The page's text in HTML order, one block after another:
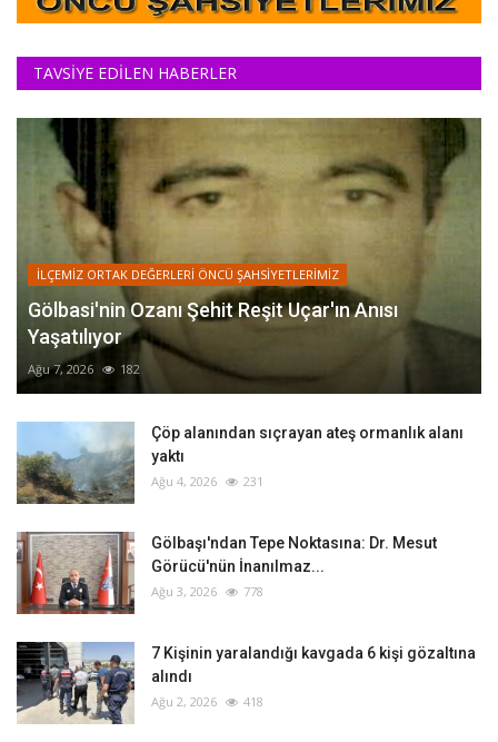
TAVSİYE EDİLEN HABERLER
İLÇEMİZ ORTAK DEĞERLERİ ÖNCÜ ŞAHSİYETLERİMİZ
Gölbasi'nin Ozanı Şehit Reşit Uçar'ın Anısı
Yaşatılıyor
Ağu 7, 2026 182
Çöp alanından sıçrayan ateş ormanlık alanı
yaktı
Ağu 4, 2026 231
Gölbaşı'ndan Tepe Noktasına: Dr. Mesut
Görücü'nün İnanılmaz...
Ağu 3, 2026 778
‎7 Kişinin yaralandığı kavgada 6 kişi gözaltına
alındı
Ağu 2, 2026 418